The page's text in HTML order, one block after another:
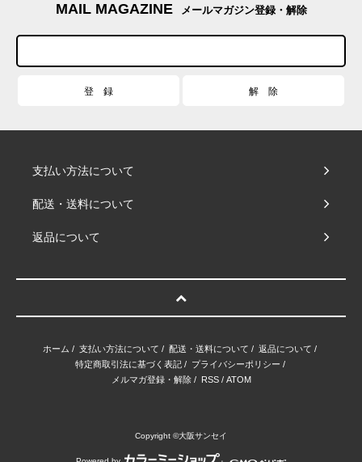
MAIL MAGAZINE メールマガジン登録・解除
支払い方法について
配送・送料について
返品について
ホーム / 支払い方法について / 配送・送料について / 返品について /
特定商取引法に基づく表記/ プライバシーポリシー /
メルマガ登録・解除/ RSS/ ATOM
Copyright ©大阪サンセイ